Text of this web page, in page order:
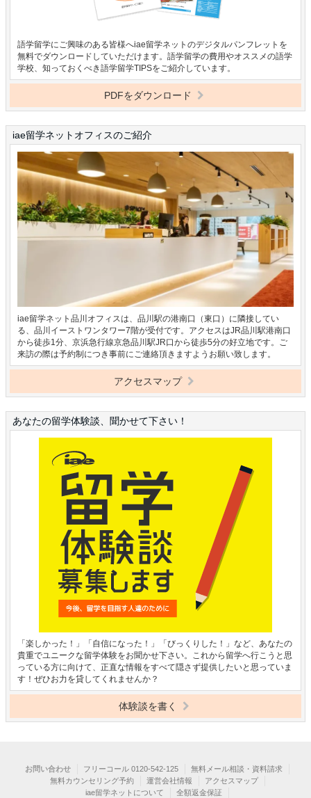
語学留学にご興味のある皆様へiae留学ネットのデジタルパンフレットを
無料でダウンロードしていただけます。語学留学の費用やオススメの語学
学校、知っておくべき語学留学TIPSをご紹介しています。
PDFをダウンロード
iae留学ネットオフィスのご紹介
iae留学ネット品川オフィスは、品川駅の港南口（東口）に隣接してい
る、品川イーストワンタワー7階が受付です。アクセスはJR品川駅港南口
から徒歩1分、京浜急行線京急品川駅JR口から徒歩5分の好立地です。ご
来訪の際は予約制につき事前にご連絡頂きますようお願い致します。
アクセスマップ
あなたの留学体験談、聞かせて下さい！
「楽しかった！」「自信になった！」「びっくりした！」など、あなたの
貴重でユニークな留学体験をお聞かせ下さい。これから留学へ行こうと思
っている方に向けて、正直な情報をすべて隠さず提供したいと思っていま
す！ぜひお力を貸してくれませんか？
体験談を書く
お問い合わせ フリーコール 0120-542-125
無料メール相談・資料請求
無料カウンセリング予約
運営会社情報
アクセスマップ
iae留学ネットについて
全額返金保証